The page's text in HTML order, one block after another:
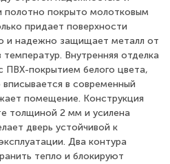
покрыто молотковым
придает поверхности
и надежно защищает металл от
Внутренняя отделка
покрытием белого цвета,
вписывается в современный
помещение. Конструкция
толщиной 2 мм и усилена
дверь устойчивой к
Два контура
тепло и блокируют